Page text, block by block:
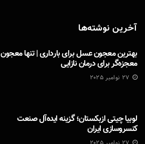
آخرین نوشته‌ها
بهترین معجون عسل برای بارداری | تنها معجون
معجزه‌گر برای درمان نازایی
27 نوامبر 2025
لوبیا چیتی ازبکستان؛ گزینه ایده‌آل صنعت
کنسروسازی ایران